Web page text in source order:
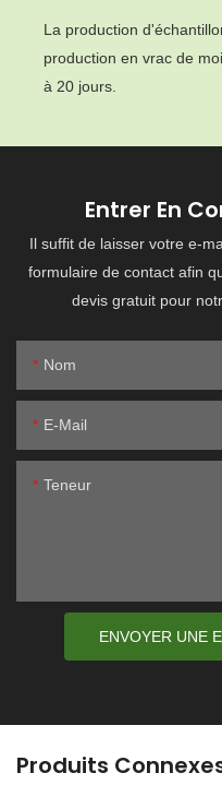
La production
production en vrac de
à 20 jours.
Entrer En
Il suffit de laisser votre e-
formulaire de contact afin
devis gratuit pour
Nom
E-Mail
Teneur
ENVOYER UNE
Produits